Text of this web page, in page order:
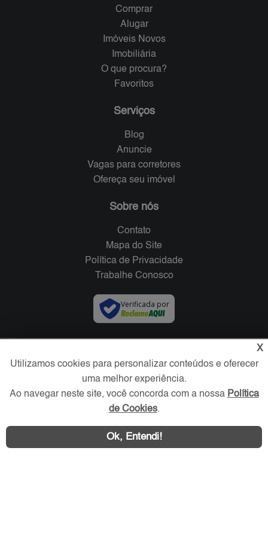
Comprar
Alugar
Imóveis Novos
Imobiliária
O que procura?
Favoritos
Serviços
Blog
Anuncie
Vagas para corretores
Ofereça seu imóvel
Sobre nós
Contato
Mapa do Site
Política de Privacidade
Trabalhe Conosco
Verificada por
X
Utilizamos cookies para personalizar conteúdos e oferecer
uma melhor experiência.
Ao navegar neste site, você concorda com a nossa Política
de Cookies.
Ok, Entendi!